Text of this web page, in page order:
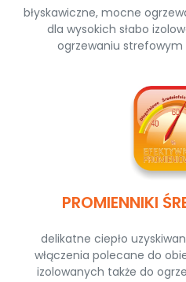
błyskawiczne, mocne
dla wysokich słabo
ogrzewaniu strefowym
PROMIENNIKI
delikatne ciepło
włączenia polecane do
izolowanych także do